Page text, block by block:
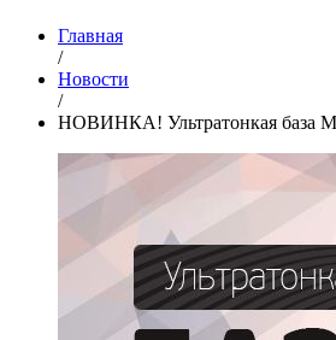
Главная
/
Новости
/
НОВИНКА! Ультратонкая база